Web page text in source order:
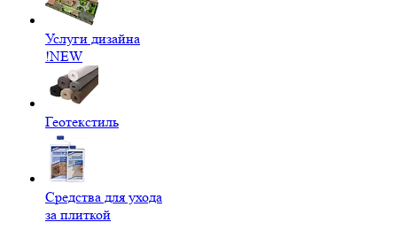
Услуги дизайна
!NEW
Геотекстиль
Средства для ухода
за плиткой